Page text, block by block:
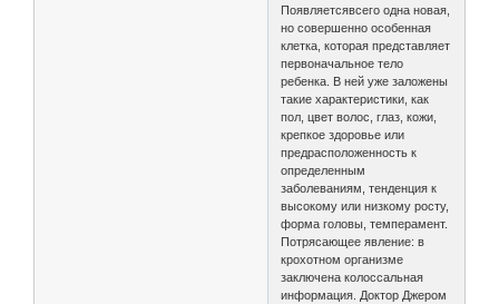
Появляетсявсего одна новая,
но совершенно особенная
клетка, которая представляет
первоначальное тело
ребенка. В ней уже заложены
такие характеристики, как
пол, цвет волос, глаз, кожи,
крепкое здоровье или
предрасположенность к
определенным
заболеваниям, тенденция к
высокому или низкому росту,
форма головы, темперамент.
Потрясающее явление: в
крохотном организме
заключена колоссальная
информация. Доктор Джером